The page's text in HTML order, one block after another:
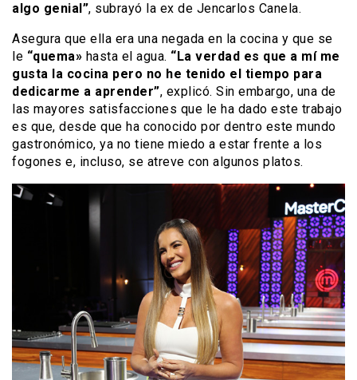
algo genial”, subrayó la ex de Jencarlos Canela.
Asegura que ella era una negada en la cocina y que se
le “quema» hasta el agua. “La verdad es que a mí me
gusta la cocina pero no he tenido el tiempo para
dedicarme a aprender”, explicó. Sin embargo, una de
las mayores satisfacciones que le ha dado este trabajo
es que, desde que ha conocido por dentro este mundo
gastronómico, ya no tiene miedo a estar frente a los
fogones e, incluso, se atreve con algunos platos.